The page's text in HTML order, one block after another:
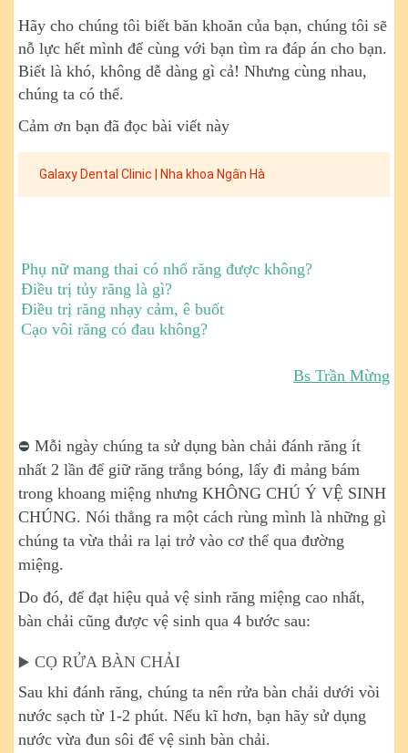
Hãy cho chúng tôi biết băn khoăn của bạn, chúng tôi sẽ
nỗ lực hết mình để cùng với bạn tìm ra đáp án cho bạn.
Biết là khó, không dễ dàng gì cả! Nhưng cùng nhau,
chúng ta có thể.
Cảm ơn bạn đã đọc bài viết này
Galaxy Dental Clinic | Nha khoa Ngân Hà
Phụ nữ mang thai có nhổ răng được không?
Điều trị tủy răng là gì?
Điều trị răng nhạy cảm, ê buốt
Cạo vôi răng có đau không?
Bs Trần Mừng
⛔️ Mỗi ngày chúng ta sử dụng bàn chải đánh răng ít
nhất 2 lần để giữ răng trắng bóng, lấy đi mảng bám
trong khoang miệng nhưng KHÔNG CHÚ Ý VỆ SINH
CHÚNG. Nói thẳng ra một cách rùng mình là những gì
chúng ta vừa thải ra lại trở vào cơ thể qua đường
miệng.
Do đó, để đạt hiệu quả vệ sinh răng miệng cao nhất,
bàn chải cũng được vệ sinh qua 4 bước sau:
▶️ CỌ RỬA BÀN CHẢI
Sau khi đánh răng, chúng ta nên rửa bàn chải dưới vòi
nước sạch từ 1-2 phút. Nếu kĩ hơn, bạn hãy sử dụng
nước vừa đun sôi để vệ sinh bàn chải.